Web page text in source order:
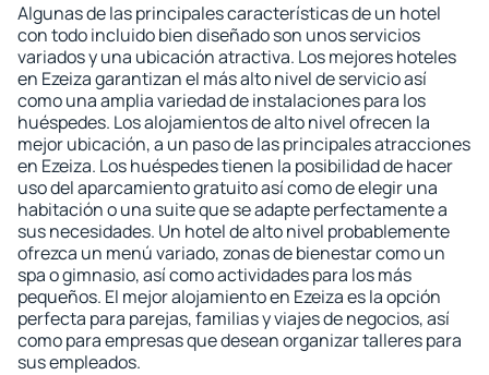
Algunas de las principales características de un hotel
con todo incluido bien diseñado son unos servicios
variados y una ubicación atractiva. Los mejores hoteles
en Ezeiza garantizan el más alto nivel de servicio así
como una amplia variedad de instalaciones para los
huéspedes. Los alojamientos de alto nivel ofrecen la
mejor ubicación, a un paso de las principales atracciones
en Ezeiza. Los huéspedes tienen la posibilidad de hacer
uso del aparcamiento gratuito así como de elegir una
habitación o una suite que se adapte perfectamente a
sus necesidades. Un hotel de alto nivel probablemente
ofrezca un menú variado, zonas de bienestar como un
spa o gimnasio, así como actividades para los más
pequeños. El mejor alojamiento en Ezeiza es la opción
perfecta para parejas, familias y viajes de negocios, así
como para empresas que desean organizar talleres para
sus empleados.